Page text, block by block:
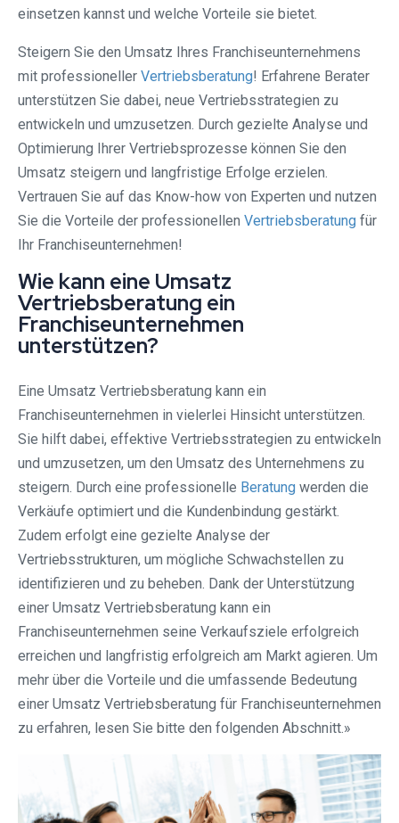
einsetzen kannst und welche Vorteile sie bietet.
Steigern Sie den Umsatz Ihres Franchiseunternehmens
mit professioneller Vertriebsberatung! Erfahrene Berater
unterstützen Sie dabei, neue Vertriebsstrategien zu
entwickeln und umzusetzen. Durch gezielte Analyse und
Optimierung Ihrer Vertriebsprozesse können Sie den
Umsatz steigern und langfristige Erfolge erzielen.
Vertrauen Sie auf das Know-how von Experten und nutzen
Sie die Vorteile der professionellen Vertriebsberatung für
Ihr Franchiseunternehmen!
Wie kann eine Umsatz
Vertriebsberatung ein
Franchiseunternehmen
unterstützen?
Eine Umsatz Vertriebsberatung kann ein
Franchiseunternehmen in vielerlei Hinsicht unterstützen.
Sie hilft dabei, effektive Vertriebsstrategien zu entwickeln
und umzusetzen, um den Umsatz des Unternehmens zu
steigern. Durch eine professionelle Beratung werden die
Verkäufe optimiert und die Kundenbindung gestärkt.
Zudem erfolgt eine gezielte Analyse der
Vertriebsstrukturen, um mögliche Schwachstellen zu
identifizieren und zu beheben. Dank der Unterstützung
einer Umsatz Vertriebsberatung kann ein
Franchiseunternehmen seine Verkaufsziele erfolgreich
erreichen und langfristig erfolgreich am Markt agieren. Um
mehr über die Vorteile und die umfassende Bedeutung
einer Umsatz Vertriebsberatung für Franchiseunternehmen
zu erfahren, lesen Sie bitte den folgenden Abschnitt.»